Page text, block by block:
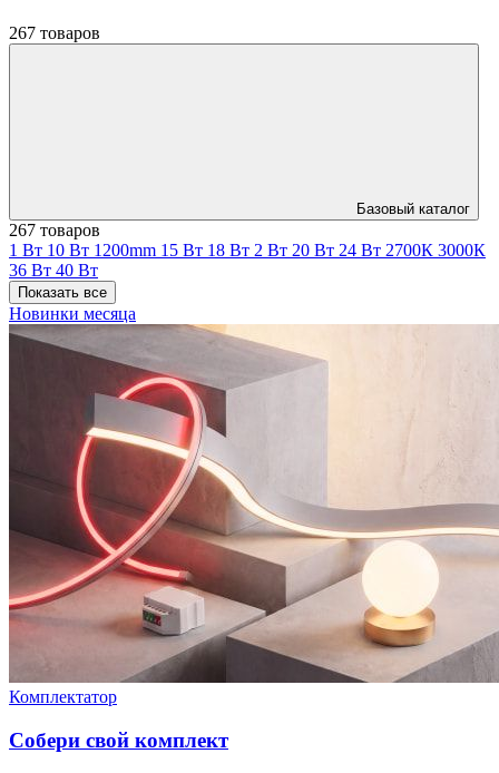
267 товаров
Базовый каталог
267 товаров
1 Вт 10 Вт 1200mm 15 Вт 18 Вт 2 Вт 20 Вт 24 Вт 2700К 3000К
36 Вт 40 Вт
Показать все
Новинки месяца
Комплектатор
Собери свой комплект